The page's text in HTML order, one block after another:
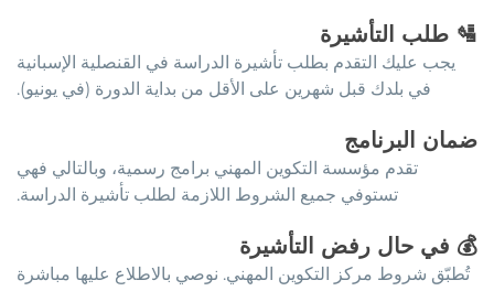
🛂 طلب التأشيرة
يجب عليك التقدم بطلب تأشيرة الدراسة في القنصلية الإسبانية
في بلدك قبل شهرين على الأقل من بداية الدورة (في يونيو).
ضمان البرنامج
تقدم مؤسسة التكوين المهني برامج رسمية، وبالتالي فهي
تستوفي جميع الشروط اللازمة لطلب تأشيرة الدراسة.
💰 في حال رفض التأشيرة
تُطبّق شروط مركز التكوين المهني. نوصي بالاطلاع عليها مباشرة